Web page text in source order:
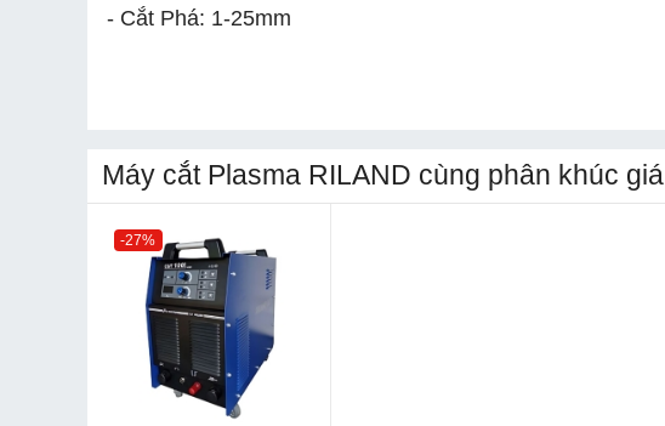
- Cắt Phá: 1-25mm
Máy cắt Plasma RILAND cùng phân khúc giá
-27%